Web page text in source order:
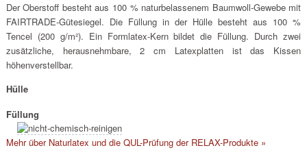
Der Oberstoff besteht aus 100 % naturbelassenem Baumwoll-Gewebe mit
FAIRTRADE-Gütesiegel. Die Füllung in der Hülle besteht aus 100 %
Tencel (200 g/m²). Ein Formlatex-Kern bildet die Füllung. Durch zwei
zusätzliche, herausnehmbare, 2 cm Latexplatten ist das Kissen
höhenverstellbar.
Hülle
Füllung
Mehr über Naturlatex und die QUL-Prüfung der RELAX-Produkte »